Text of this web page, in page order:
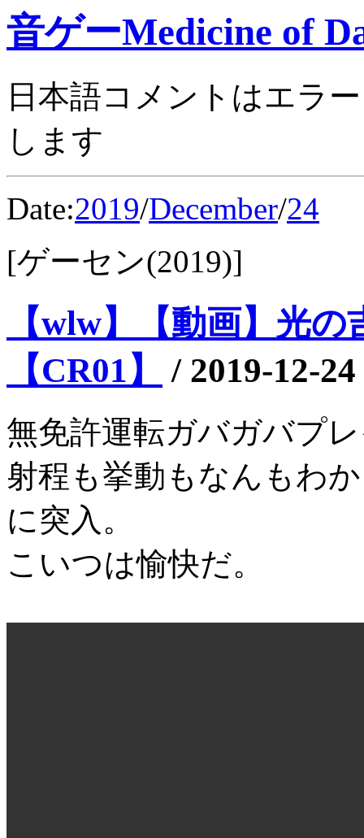
音ゲーMedicine of
日本語コメントはエラ
します
Date:2019/December/24
[ゲーセン(2019)]
【wlw】【動画】光
【CR01】
/ 2019-12-
無免許運転ガバガバプ
射程も挙動もなんもわ
に突入。
こいつは愉快だ。